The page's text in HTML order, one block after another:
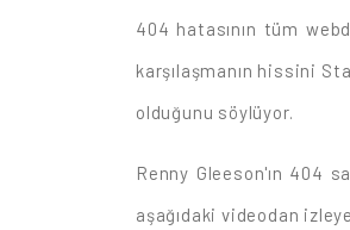
404 hatasının tüm
karşılaşmanın hissini
olduğunu söylüyor.
Renny Gleeson'ın 404
aşağıdaki videodan